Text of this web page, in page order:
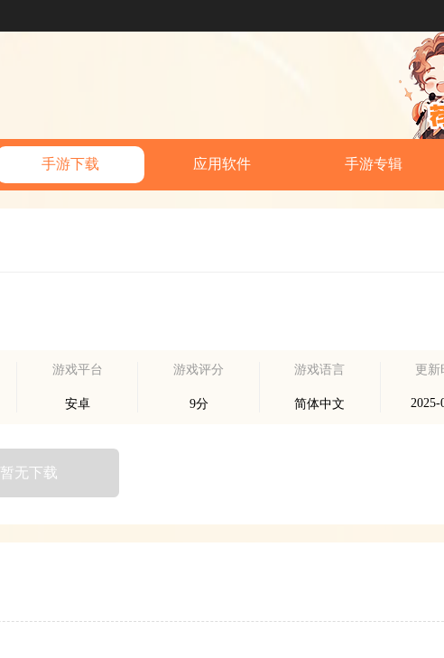
手游下载 应用软件 手游专辑
游戏平台
安卓
游戏评分
9分
游戏语言
简体中文
更新
2025-
暂无下载